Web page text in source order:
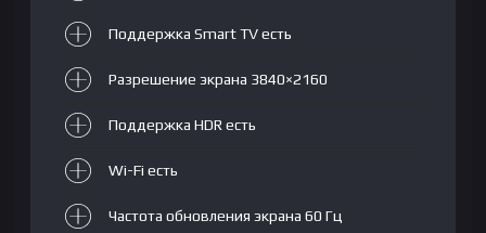
Поддержка Smart TV есть
Разрешение экрана 3840×2160
Поддержка HDR есть
Wi-Fi есть
Частота обновления экрана 60 Гц